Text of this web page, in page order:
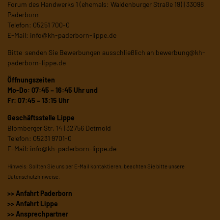
Forum des Handwerks 1 (ehemals: Waldenburger Straße 19) | 33098
Paderborn
Telefon: 05251 700-0
E-Mail: info@kh-paderborn-lippe.de
Bitte senden Sie Bewerbungen ausschließlich an bewerbung@kh-
paderborn-lippe.de
Öffnungszeiten
Mo-Do: 07:45 – 16:45 Uhr und
Fr: 07:45 – 13:15 Uhr
Geschäftsstelle Lippe
Blomberger Str. 14 | 32756 Detmold
Telefon: 05231 9701-0
E-Mail: info@kh-paderborn-lippe.de
Hinweis: Sollten Sie uns per E-Mail kontaktieren, beachten Sie bitte unsere
Datenschutzhinweise
>> Anfahrt Paderborn
>> Anfahrt Lippe
>> Ansprechpartner